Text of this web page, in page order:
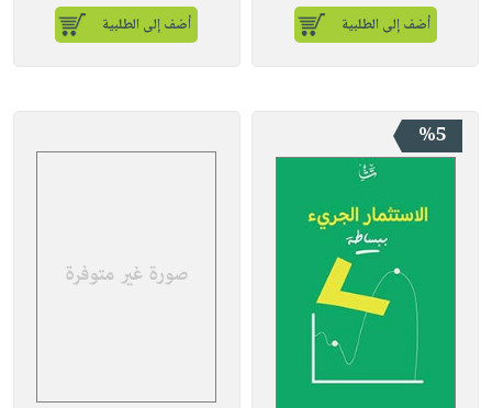
أضف إلى الطلبية أضف إلى الطلبية
%5